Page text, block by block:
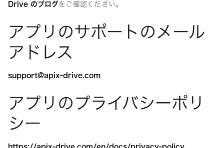
Drive のブログ をご確認くだざい。
アプリのサポートのメール
アドレス
support@apix-drive.com
アプリのプライバシーポリ
シー